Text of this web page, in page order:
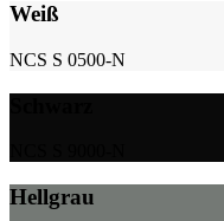
Weiß
NCS S 0500-N
Hellgrau